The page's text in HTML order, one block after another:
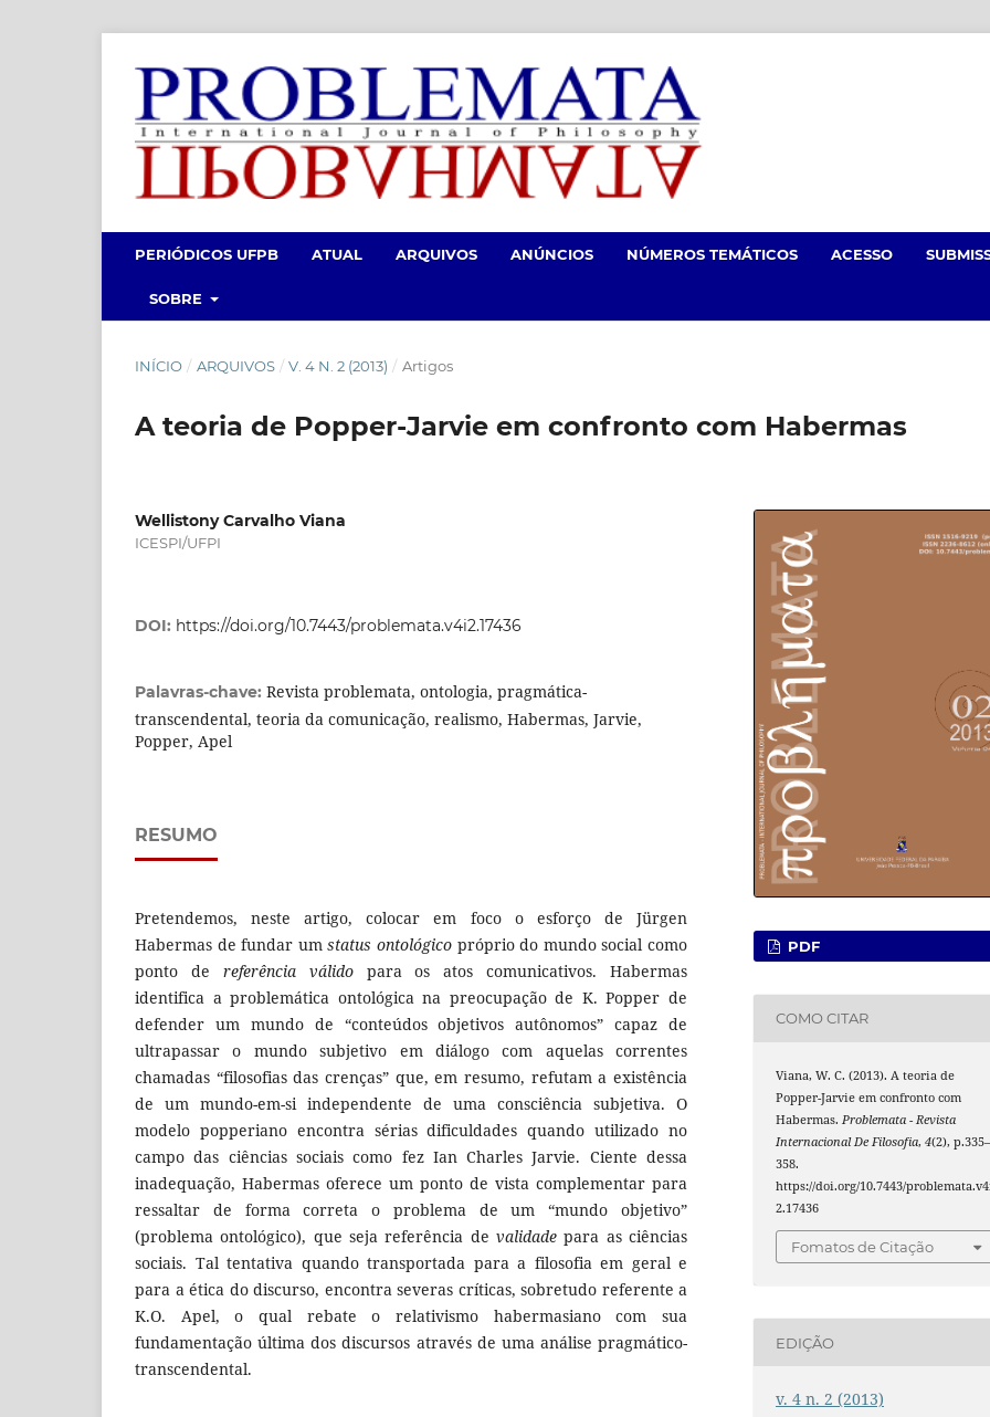
PERIÓDICOS UFPB ATUAL ARQUIVOS ANÚNCIOS NÚMEROS TEMÁTICOS ACESSO
SOBRE
INÍCIO / ARQUIVOS / V. 4 N. 2 (2013) / Artigos
A teoria de Popper-Jarvie em confronto com Habermas
Wellistony Carvalho Viana
ICESPI/UFPI
DOI: https://doi.org/10.7443/problemata.v4i2.17436
Palavras-chave: Revista problemata, ontologia, pragmática-
transcendental, teoria da comunicação, realismo, Habermas, Jarvie,
Popper, Apel
RESUMO
Pretendemos, neste artigo, colocar em foco o esforço de Jürgen
Habermas de fundar umstatus ontológico próprio do mundo social como
ponto de referência válidopara os atos comunicativos. Habermas
identifica a problemática ontológica na preocupação de K. Popper de
defender um mundo de “conteúdos objetivos autônomos” capaz de
ultrapassar o mundo subjetivo em diálogo com aquelas correntes
chamadas “filosofias das crenças” que, em resumo, refutam a existência
de um mundo-em-si independente de uma consciência subjetiva. O
modelo popperiano encontra sérias dificuldades quando utilizado no
campo das ciências sociais como fez Ian Charles Jarvie. Ciente dessa
inadequação, Habermas oferece um ponto de vista complementar para
ressaltar de forma correta o problema de um “mundo objetivo”
(problema ontológico), que seja referência de validade para as ciências
sociais. Tal tentativa quando transportada para a filosofia em geral e
para a ética do discurso, encontra severas críticas, sobretudo referente a
K.O. Apel, o qual rebate o relativismo habermasiano com sua
fundamentação última dos discursos através de uma análise pragmático-
transcendental.
PDF
COMO CITAR
Viana, W. C. (2013). A teoria de
Popper-Jarvie em confronto com
Habermas.Problemata - Revista
Internacional De Filosofia,4(2),
358.
https://doi.org/10.7443/
2.17436
Fomatos de Citação
EDIÇÃO
v. 4 n. 2 (2013)